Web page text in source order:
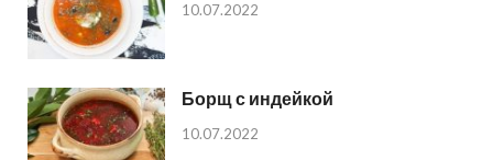
10.07.2022
Борщ с индейкой
10.07.2022